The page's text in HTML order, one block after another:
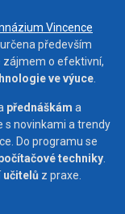
Vincence
především
zájmem o efektivní,
ve výuce
přednáškám a
s novinkami a trendy
Do programu se
techniky
učitelů z praxe.